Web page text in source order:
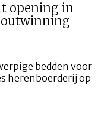
opening in